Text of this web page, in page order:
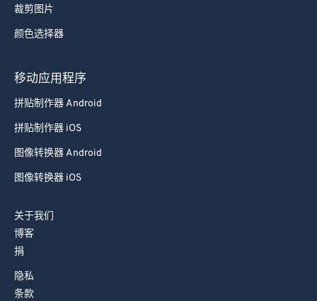
裁剪图片
颜色选择器
移动应用程序
拼贴制作器 Android
拼贴制作器 iOS
图像转换器 Android
图像转换器 iOS
关于我们
博客
捐
隐私
条款